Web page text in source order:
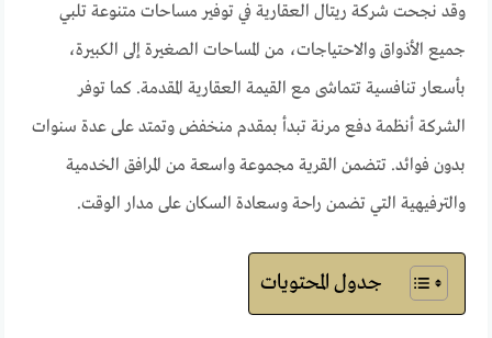
وقد نجحت شركة ريتال العقارية في توفير مساحات متنوعة تلبي
جميع الأذواق والاحتياجات، من المساحات الصغيرة إلى الكبيرة،
بأسعار تنافسية تتماشى مع القيمة العقارية المقدمة. كما توفر
الشركة أنظمة دفع مرنة تبدأ بمقدم منخفض وتمتد على عدة سنوات
بدون فوائد. تتضمن القرية مجموعة واسعة من المرافق الخدمية
والترفيهية التي تضمن راحة وسعادة السكان على مدار الوقت.
جدول المحتويات